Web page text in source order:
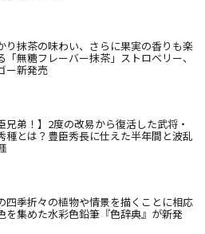
り抹茶の味わい、さらに果実の香りも楽
「無糖フレーバー抹茶」ストロベリー、
ー新発売
兄弟！】2度の改易から復活した武将・
種とは？豊臣秀長に仕えた半年間と波乱
四季折々の植物や情景を描くことに相応
を集めた水彩色鉛筆『色辞典』が新発